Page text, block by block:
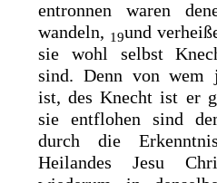
entronnen waren
wandeln, 19und
sie wohl selbst
sind. Denn von wem
ist,des Knecht ist er
sie entflohen sind
durch die
Heilandes Jesu